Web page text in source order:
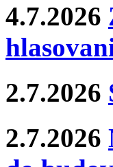
4.7.2026
2.7.2026
2.7.2026